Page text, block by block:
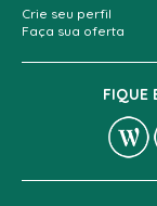
Crie seu perfil
Faça sua oferta
FIQUE